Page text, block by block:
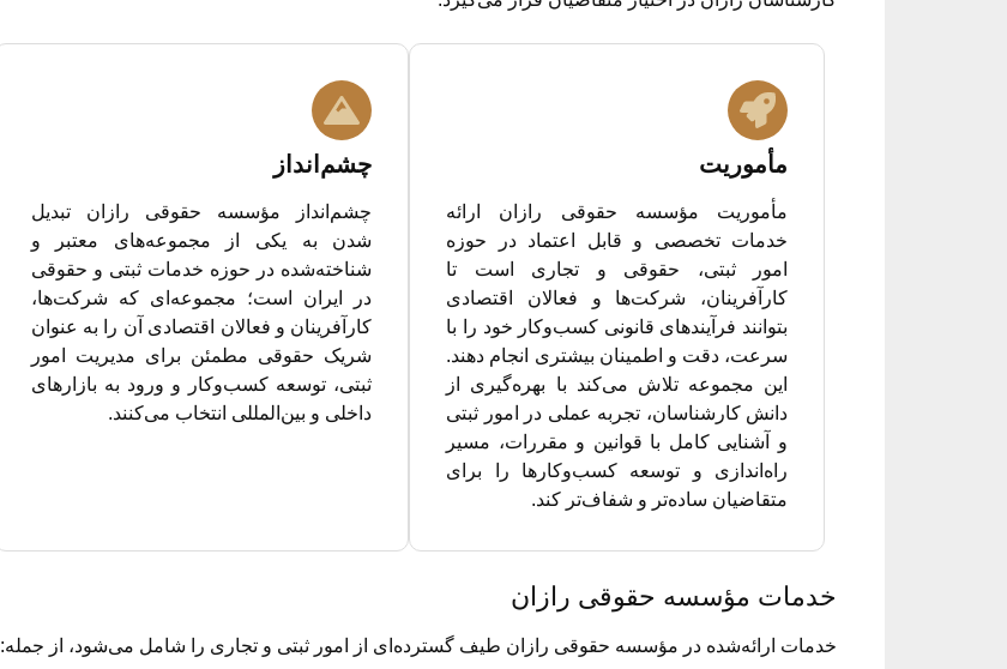
مأموریت
مأموریت مؤسسه حقوقی رازان ارائه
خدمات تخصصی و قابل اعتماد در حوزه
امور ثبتی، حقوقی و تجاری است تا
کارآفرینان، شرکت‌ها و فعالان اقتصادی
بتوانند فرآیندهای قانونی کسب‌وکار خود را با
سرعت، دقت و اطمینان بیشتری انجام دهند.
این مجموعه تلاش می‌کند با بهره‌گیری از
دانش کارشناسان، تجربه عملی در امور ثبتی
و آشنایی کامل با قوانین و مقررات، مسیر
راه‌اندازی و توسعه کسب‌وکارها را برای
متقاضیان ساده‌تر و شفاف‌تر کند.
چشم‌انداز
چشم‌انداز مؤسسه حقوقی رازان تبدیل
شدن به یکی از مجموعه‌های معتبر و
شناخته‌شده در حوزه خدمات ثبتی و حقوقی
در ایران است؛ مجموعه‌ای که شرکت‌ها،
کارآفرینان و فعالان اقتصادی آن را به عنوان
شریک حقوقی مطمئن برای مدیریت امور
ثبتی، توسعه کسب‌وکار و ورود به بازارهای
داخلی و بین‌المللی انتخاب می‌کنند.
خدمات مؤسسه حقوقی رازان
خدمات ارائه‌شده در مؤسسه حقوقی رازان طیف گسترده‌ای از امور ثبتی و تجاری را شامل می‌شود، از جمله: